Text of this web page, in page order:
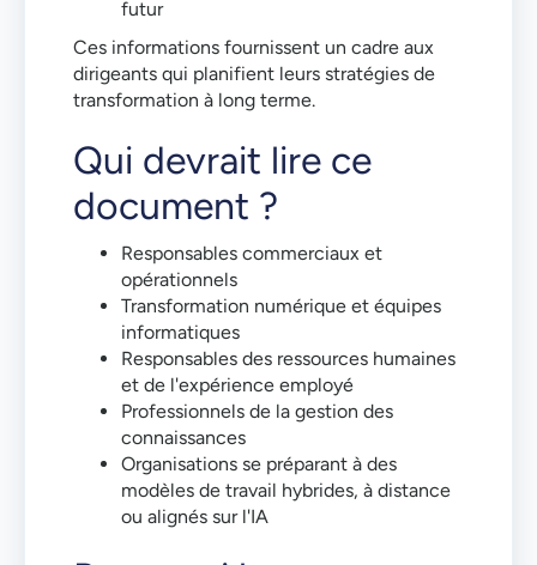
futur
Ces informations fournissent un cadre aux
dirigeants qui planifient leurs stratégies de
transformation à long terme.
Qui devrait lire ce
document ?
Responsables commerciaux et
opérationnels
Transformation numérique et équipes
informatiques
Responsables des ressources humaines
et de l'expérience employé
Professionnels de la gestion des
connaissances
Organisations se préparant à des
modèles de travail hybrides, à distance
ou alignés sur l'IA